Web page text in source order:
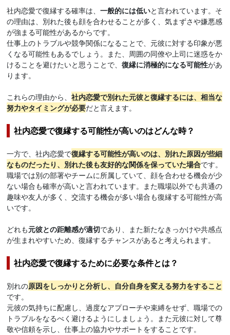
社内恋愛で復縁する確率は、一般的には低いと言われています。そ
の理由は、別れた後も顔を合わせることが多く、気まずさや嫌悪感
が強まる可能性があるからです。
仕事上のトラブルや競争関係になることで、元彼に対する印象が悪
くなる可能性もあるでしょう。また、周囲の同僚や上司に迷惑をか
けることを避けたいと思うことで、復縁に消極的になる可能性があ
ります。
これらの理由から、社内恋愛で別れた元彼と復縁するには、相当な
努力やタイミングが必要だと言えます。
社内恋愛で復縁する可能性が高いのはどんな時？
一方で、社内恋愛で復縁する可能性が高いのは、別れた原因が些細
なものだったり、別れた後も友好的な関係を保っていた場合です。
職場では別の部署やチームに所属していて、顔を合わせる機会が少
ない場合も確率が高いと言われています。また職場以外でも共通の
趣味や友人が多く、交流する機会が多い場合も復縁する可能性が高
いです。
どれも元彼との距離感が適切であり、また新たなきっかけや共感点
が生まれやすいため、復縁するチャンスがあると考えられます。
社内恋愛で復縁するために必要な条件とは？
別れの原因をしっかりと分析し、自分自身を変える努力をすること
です。
元彼の気持ちに配慮し、過度なアプローチや束縛をせず、職場での
トラブルをなるべく避けるようにしましょう。また元彼に対して尊
敬や信頼を示し、仕事上の協力やサポートをすることです。